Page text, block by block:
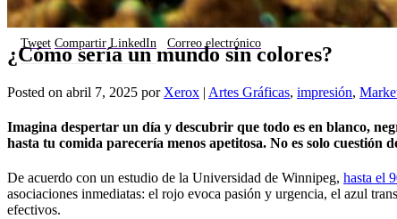
Tweet Compartir LinkedIn Correo electrónico
¿Cómo sería un mundo sin colores?
Posted on abril 7, 2025 por Xerox | Artes Gráficas, impresión,
Imagina despertar un día y descubrir que todo es en blanco,
hasta tu comida parecería menos apetitosa. No es solo cuestión
De acuerdo con un estudio de la Universidad de Winnipeg, hasta el
asociaciones inmediatas: el rojo evoca pasión y urgencia, el azul
efectivos.